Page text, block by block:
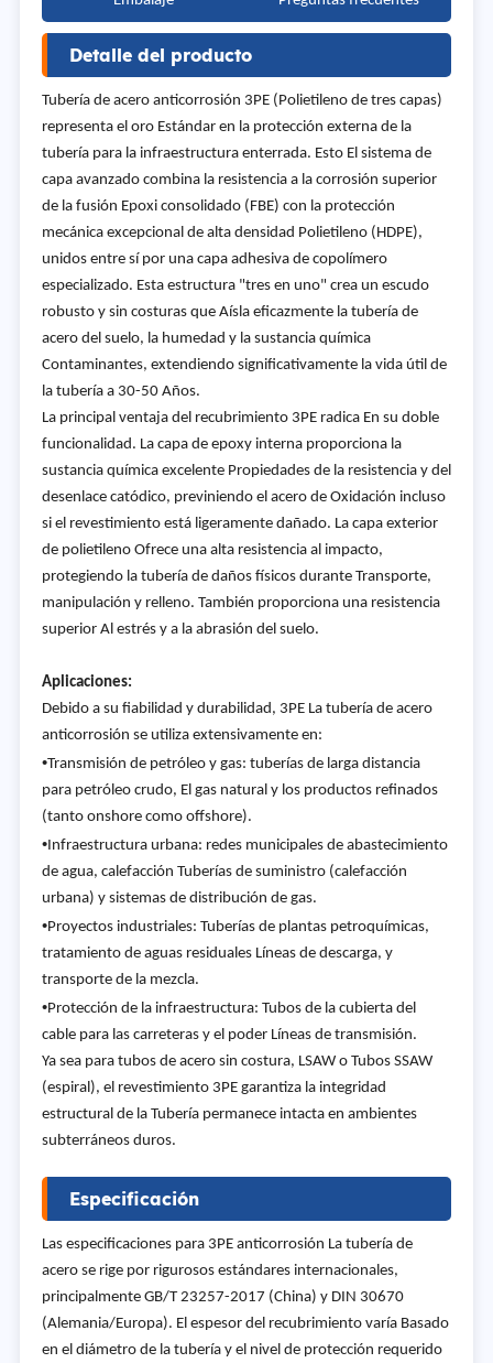
Detalle del producto
Tubería de acero anticorrosión 3PE (Polietileno de tres capas)
representa el oro Estándar en la protección externa de la
tubería para la infraestructura enterrada. Esto El sistema de
capa avanzado combina la resistencia a la corrosión superior
de la fusión Epoxi consolidado (FBE) con la protección
mecánica excepcional de alta densidad Polietileno (HDPE),
unidos entre sí por una capa adhesiva de copolímero
especializado. Esta estructura "tres en uno" crea un escudo
robusto y sin costuras que Aísla eficazmente la tubería de
acero del suelo, la humedad y la sustancia química
Contaminantes, extendiendo significativamente la vida útil de
la tubería a 30-50 Años.
La principal ventaja del recubrimiento 3PE radica En su doble
funcionalidad. La capa de epoxy interna proporciona la
sustancia química excelente Propiedades de la resistencia y del
desenlace catódico, previniendo el acero de Oxidación incluso
si el revestimiento está ligeramente dañado. La capa exterior
de polietileno Ofrece una alta resistencia al impacto,
protegiendo la tubería de daños físicos durante Transporte,
manipulación y relleno. También proporciona una resistencia
superior Al estrés y a la abrasión del suelo.
Aplicaciones:
Debido a su fiabilidad y durabilidad, 3PE La tubería de acero
anticorrosión se utiliza extensivamente en:
•Transmisión de petróleo y gas: tuberías de larga distancia
para petróleo crudo, El gas natural y los productos refinados
(tanto onshore como offshore).
•Infraestructura urbana: redes municipales de abastecimiento
de agua, calefacción Tuberías de suministro (calefacción
urbana) y sistemas de distribución de gas.
•Proyectos industriales: Tuberías de plantas petroquímicas,
tratamiento de aguas residuales Líneas de descarga, y
transporte de la mezcla.
•Protección de la infraestructura: Tubos de la cubierta del
cable para las carreteras y el poder Líneas de transmisión.
Ya sea para tubos de acero sin costura, LSAW o Tubos SSAW
(espiral), el revestimiento 3PE garantiza la integridad
estructural de la Tubería permanece intacta en ambientes
subterráneos duros.
Especificación
Las especificaciones para 3PE anticorrosión La tubería de
acero se rige por rigurosos estándares internacionales,
principalmente GB/T 23257-2017 (China) y DIN 30670
(Alemania/Europa). El espesor del recubrimiento varía Basado
en el diámetro de la tubería y el nivel de protección requerido